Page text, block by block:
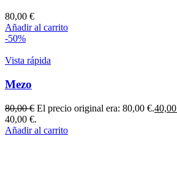
80,00 €
Añadir al carrito
-50%
Vista rápida
Mezo
80,00€ El precio original era: 80,00 €.40,00
40,00 €.
Añadir al carrito